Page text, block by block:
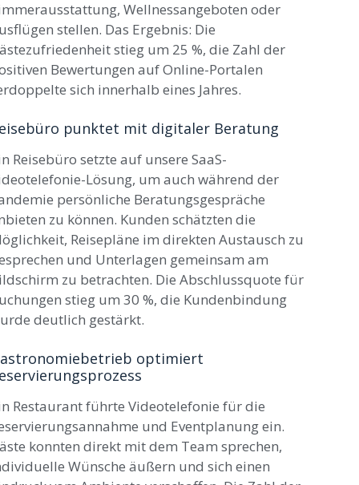
Wellnessangeboten oder
stellen. Das Ergebnis: Die
stieg um 25 %, die Zahl der
Bewertungen auf Online-Portalen
sich innerhalb eines Jahres.
punktet mit digitaler Beratung
Reisebüro setzte auf unsere SaaS-
Lösung, um auch während der
persönliche Beratungsgespräche
zu können. Kunden schätzten die
Reisepläne im direkten Austausch zu
und Unterlagen gemeinsam am
zu betrachten. Die Abschlussquote für
stieg um 30 %, die Kundenbindung
deutlich gestärkt.
optimiert
Restaurant führte Videotelefonie für die
und Eventplanung ein.
konnten direkt mit dem Team sprechen,
Wünsche äußern und sich einen